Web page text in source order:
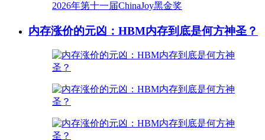
内存涨价的元凶：HBM内存到底是何方神圣？